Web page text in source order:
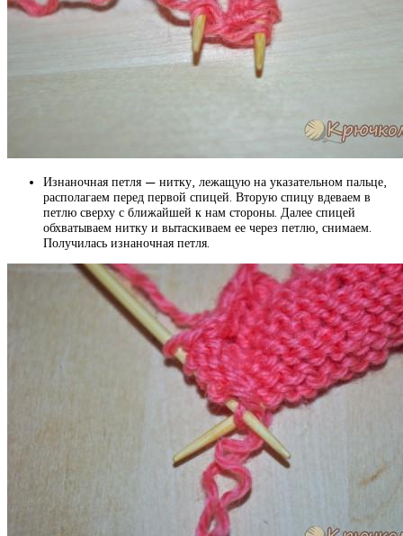
Изнаночная петля — нитку, лежащую на указательном пальце,
располагаем перед первой спицей. Вторую спицу вдеваем в
петлю сверху с ближайшей к нам стороны. Далее спицей
обхватываем нитку и вытаскиваем ее через петлю, снимаем.
Получилась изнаночная петля.